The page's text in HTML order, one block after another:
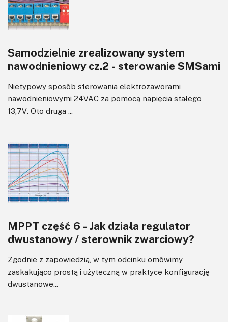
Samodzielnie zrealizowany system
nawodnieniowy cz.2 - sterowanie SMSami
Nietypowy sposób sterowania elektrozaworami
nawodnieniowymi 24VAC za pomocą napięcia stałego
13,7V. Oto druga ...
MPPT część 6 - Jak działa regulator
dwustanowy / sterownik zwarciowy?
Zgodnie z zapowiedzią, w tym odcinku omówimy
zaskakująco prostą i użyteczną w praktyce konfigurację
dwustanowe...